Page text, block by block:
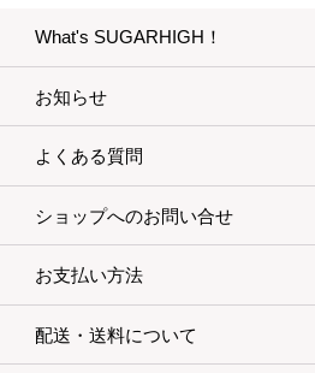
What's SUGARHIGH！
お知らせ
よくある質問
ショップへのお問い合せ
お支払い方法
配送・送料について